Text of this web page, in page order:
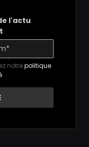
l'actu
notrepolitique
.